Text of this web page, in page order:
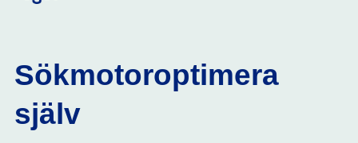
Sökmotoroptimera
själv